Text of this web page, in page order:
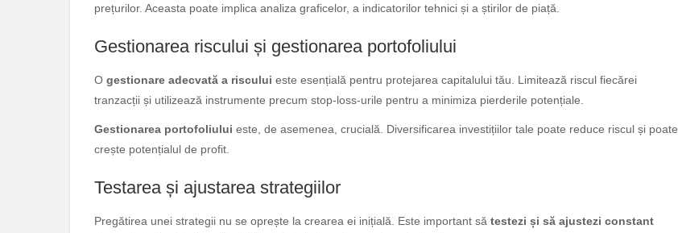
prețurilor. Aceasta poate implica analiza graficelor, a indicatorilor tehnici și a știrilor de piață.
Gestionarea riscului și gestionarea portofoliului
O gestionare adecvată a riscului este esențială pentru protejarea capitalului tău. Limitează riscul fiecărei
tranzacții și utilizează instrumente precum stop-loss-urile pentru a minimiza pierderile potențiale.
Gestionarea portofoliului este, de asemenea, crucială. Diversificarea investițiilor tale poate reduce riscul și poate
crește potențialul de profit.
Testarea și ajustarea strategiilor
Pregătirea unei strategii nu se oprește la crearea ei inițială. Este important să testezi și să ajustezi constant